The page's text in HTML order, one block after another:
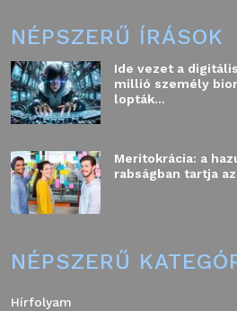
NÉPSZERŰ ÍRÁSOK
Ide vezet a
millió személy
lopták...
Meritokrácia: a
rabságban tartja
NÉPSZERŰ
Hírfolyam